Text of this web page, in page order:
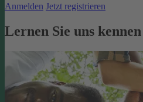
Anmelden Jetzt registrieren
Lernen Sie uns kennen